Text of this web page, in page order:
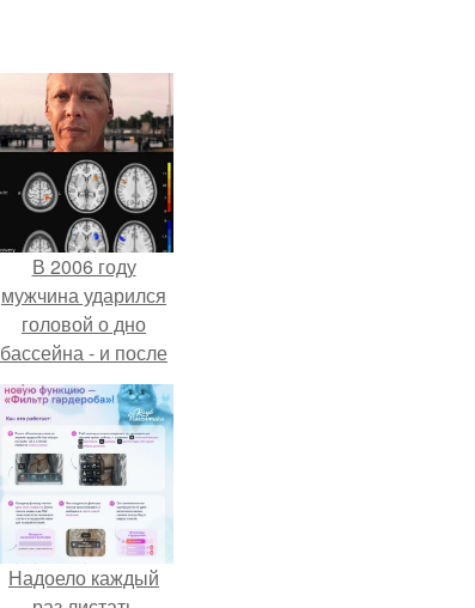
В 2006 году
мужчина ударился
головой о дно
бассейна - и после
этого его жизнь
изменилась самым
странным образом.
Надоело каждый